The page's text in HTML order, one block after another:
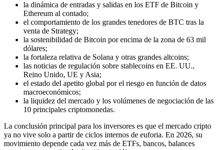
la dinámica de entradas y salidas en los ETF de Bitcoin y
Ethereum al contado;
el comportamiento de los grandes tenedores de BTC tras la
venta de Strategy;
la sostenibilidad de Bitcoin por encima de la zona de 63 mil
dólares;
la fortaleza relativa de Solana y otras grandes altcoins;
las noticias de regulación sobre stablecoins en EE. UU.,
Reino Unido, UE y Asia;
el estado del apetito global por el riesgo en función de datos
macroeconómicos;
la liquidez del mercado y los volúmenes de negociación de las
10 principales criptomonedas.
La conclusión principal para los inversores es que el mercado cripto
ya no vive solo a partir de ciclos internos de euforia. En 2026, su
movimiento depende cada vez más de ETFs, bancos, balances